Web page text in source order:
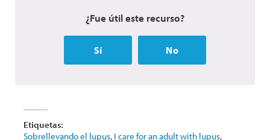
¿Fue útil este recurso?
Sí No
Etiquetas:
Sobrellevando el lupus, I care for an adult with lupus,